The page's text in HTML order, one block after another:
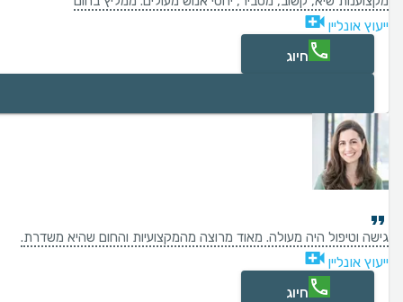
ייעוץ אונליין
חיוג
גישה וטיפול היה מעולה. מאוד מרוצה מהמקצועיות והחום שהיא משדרת.
ייעוץ אונליין
חיוג